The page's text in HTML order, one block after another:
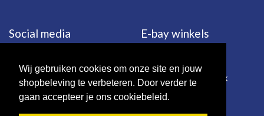
Wij gebruiken cookies om onze site en jouw
shopbeleving te verbeteren. Door verder te
gaan accepteer je ons cookiebeleid.
Social media E-bay winkels
e-bay.de e-bay.co.uk